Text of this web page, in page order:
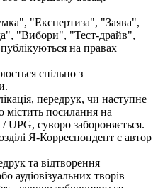
"Експертиза", "Заява",
"Вибори", "Тест-драйв",
на правах
спільно з
передрук, чи наступне
посилання на
UPG, суворо забороняється.
Я-Корреспондент є автор
та відтворення
аудіовізуальних творів